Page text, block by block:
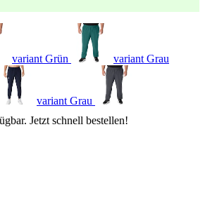
variant Grün variant Grau
variant Grau
Jetzt schnell bestellen!